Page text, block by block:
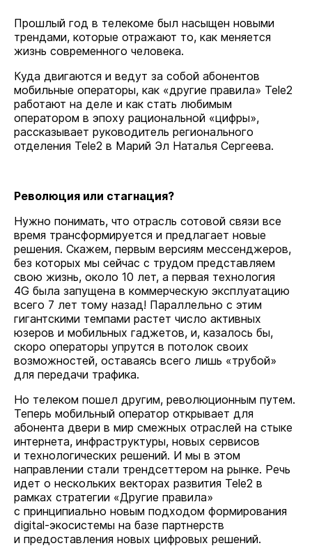
Прошлый год в телекоме был насыщен новыми
трендами, которые отражают то, как меняется
жизнь современного человека.
Куда двигаются и ведут за собой абонентов
мобильные операторы, как «другие правила» Tele2
работают на деле и как стать любимым
оператором в эпоху рациональной «цифры»,
рассказывает руководитель регионального
отделения Tele2 в Марий Эл Наталья Сергеева.
Революция или стагнация?
Нужно понимать, что отрасль сотовой связи все
время трансформируется и предлагает новые
решения. Скажем, первым версиям мессенджеров,
без которых мы сейчас с трудом представляем
свою жизнь, около 10 лет, а первая технология
4G была запущена в коммерческую эксплуатацию
всего 7 лет тому назад! Параллельно с этим
гигантскими темпами растет число активных
юзеров и мобильных гаджетов, и, казалось бы,
скоро операторы упрутся в потолок своих
возможностей, оставаясь всего лишь «трубой»
для передачи трафика.
Но телеком пошел другим, революционным путем.
Теперь мобильный оператор открывает для
абонента двери в мир смежных отраслей на стыке
интернета, инфраструктуры, новых сервисов
и технологических решений. И мы в этом
направлении стали трендсеттером на рынке. Речь
идет о нескольких векторах развития Tele2 в
рамках стратегии «Другие правила»
с принципиально новым подходом формирования
digital-экосистемы на базе партнерств
и предоставления новых цифровых решений.